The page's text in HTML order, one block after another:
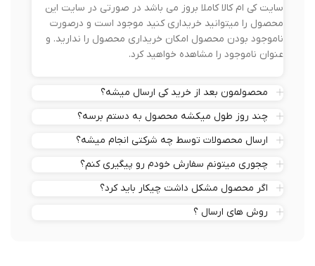
سایت کی ام کالا کاملا بروز می باشد در صورتی در سایت این
محصول را میتوانید خریداری کنید موجود است و درصورت
ناموجود بودن محصول امکان خریداری محصول را ندارید. و
عنوان ناموجود را مشاهده خواهید کرد.
محصولمون بعد از خرید کی ارسال میشه؟
چند روز طول میکشه محصول به دستم برسه؟
ارسال محصولات توسط چه شرکتی انجام میشه؟
چجوری میتونم سفارش خودم رو پیگیری کنم؟
اگر محصول مشکل داشت چیکار باید کرد؟
روش های ارسال ؟